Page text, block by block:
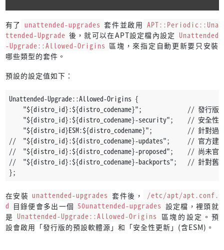
有了 unattended-upgrades 套件並啟用 APT::Periodic::Una
ttended-Upgrade 後，就可以在APT設定檔內設定 Unattended
-Upgrade::Allowed-Origins 區塊，來指定自動更新要只安裝
哪些類型的套件。
預設的設定值如下：
Unattended-Upgrade::Allowed-Origins {
"${distro_id}:${distro_codename}";             // 發行版
"${distro_id}:${distro_codename}-security";    // 安全性
"${distro_id}ESM:${distro_codename}";          // 針對過
//  "${distro_id}:${distro_codename}-updates";     // 官方建議
//  "${distro_id}:${distro_codename}-proposed";    // 尚未官方
//  "${distro_id}:${distro_codename}-backports";   // 針對舊版
};
在安裝 unattended-upgrades 套件後，
/etc/apt/apt.conf.
d 目錄便會多出一個 50unattended-upgrades 設定檔，裡頭就
是 Unattended-Upgrade::Allowed-Origins 區塊的設定。預
設會啟用「發行版的預設軟體源」和「安全性更新」(含ESM)。